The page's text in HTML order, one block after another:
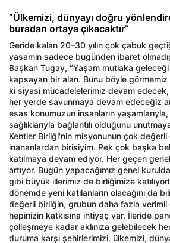
“Ülkemizi, dünyayı doğru
buradan ortaya çıkacaktır”
Geride kalan 20–30 yılın çok çabuk
yaşamın sadece bugünden ibaret
Başkan Tugay, “Yaşam mutlaka
kapsayan bir alan. Bunu böyle görmemiz
ki siyasi mücadelelerimiz devam edecek,
her yerde savunmaya devam edeceğiz
esas konumuzun insanların
sağlıklarıyla bağlantılı olduğunu
Kentler Birliği'nin misyonunun çok değerli
inananlardan birisiyim. Pek çok başka
katılmaya devam ediyor. Her geçen
artıyor. Bugün yapacağımız genel
gibi büyük illerimiz de birliğimize
dönemde yeni katılanların olacağını da
değerli birliğin, grubun daha fazla verimli
hepinizin katkısına ihtiyaç var. İleride
çölleşmeye kadar aklınıza gelebilecek
duruma karşı şehirlerimizi, ülkemizi,